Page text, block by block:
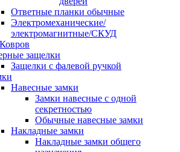
Ответные планки обычные
Электромеханические/
электромагнитные/СКУД
защелки
Защелки с фалевой ручкой
Навесные замки
Замки навесные с одной
секретностью
Обычные навесные замки
Накладные замки
Накладные замки общего